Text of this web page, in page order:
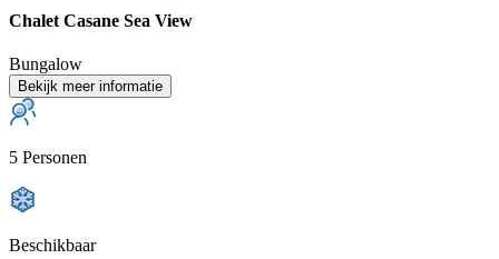
Chalet Casane Sea View
Bungalow
Bekijk meer informatie
5 Personen
Beschikbaar